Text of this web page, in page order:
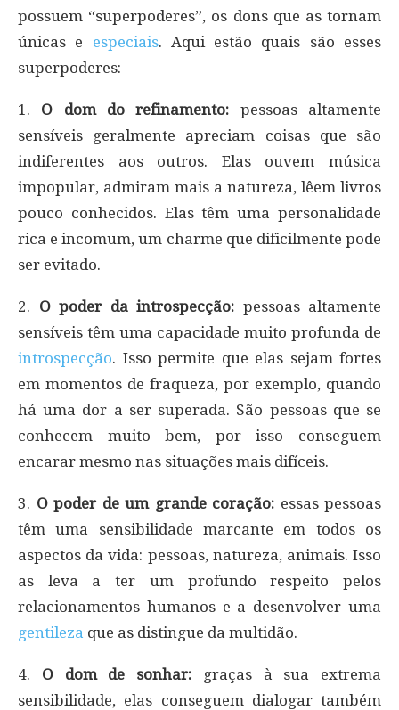
possuem “superpoderes”, os dons que as tornam
únicas e especiais. Aqui estão quais são esses
superpoderes:
1. O dom do refinamento: pessoas altamente
sensíveis geralmente apreciam coisas que são
indiferentes aos outros. Elas ouvem música
impopular, admiram mais a natureza, lêem livros
pouco conhecidos. Elas têm uma personalidade
rica e incomum, um charme que dificilmente pode
ser evitado.
2. O poder da introspecção: pessoas altamente
sensíveis têm uma capacidade muito profunda de
introspecção. Isso permite que elas sejam fortes
em momentos de fraqueza, por exemplo, quando
há uma dor a ser superada. São pessoas que se
conhecem muito bem, por isso conseguem
encarar mesmo nas situações mais difíceis.
3. O poder de um grande coração: essas pessoas
têm uma sensibilidade marcante em todos os
aspectos da vida: pessoas, natureza, animais. Isso
as leva a ter um profundo respeito pelos
relacionamentos humanos e a desenvolver uma
gentileza que as distingue da multidão.
4. O dom de sonhar: graças à sua extrema
sensibilidade, elas conseguem dialogar também